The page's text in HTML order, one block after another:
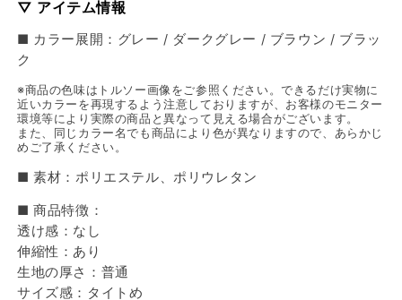
▽ アイテム情報
■ カラー展開：グレー / ダークグレー / ブラウン / ブラッ
ク
※商品の色味はトルソー画像をご参照ください。できるだけ実物に
近いカラーを再現するよう注意しておりますが、お客様のモニター
環境等により実際の商品と異なって見える場合がございます。
また、同じカラー名でも商品により色が異なりますので、あらかじ
めご了承ください。
■ 素材：ポリエステル、ポリウレタン
■ 商品特徴：
透け感：なし
伸縮性：あり
生地の厚さ：普通
サイズ感：タイトめ